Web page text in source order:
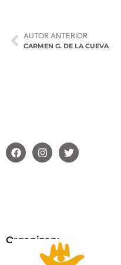
AUTOR ANTERIOR
CARMEN G. DE LA CUEVA
Organizan: